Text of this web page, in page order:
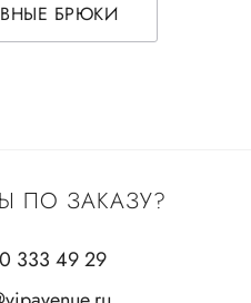
БРЮКИ
ПО ЗАКАЗУ?
333 49 29